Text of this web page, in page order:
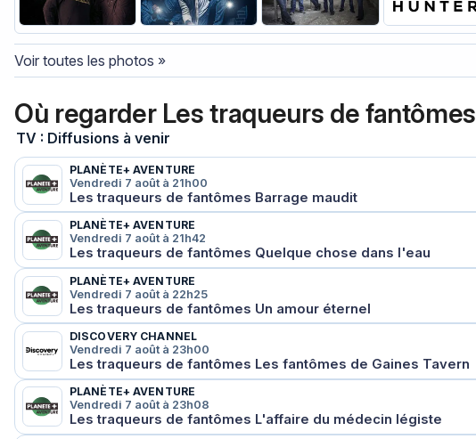
Voir toutes les photos »
Où regarder Les traqueurs de fantômes
TV : Diffusions à venir
PLANÈTE+ AVENTURE
Vendredi 7 août à 21h00
Les traqueurs de fantômes Barrage maudit
PLANÈTE+ AVENTURE
Vendredi 7 août à 21h42
Les traqueurs de fantômes Quelque chose dans l'eau
PLANÈTE+ AVENTURE
Vendredi 7 août à 22h25
Les traqueurs de fantômes Un amour éternel
DISCOVERY CHANNEL
Vendredi 7 août à 23h00
Les traqueurs de fantômes Les fantômes de Gaines Tavern
PLANÈTE+ AVENTURE
Vendredi 7 août à 23h08
Les traqueurs de fantômes L'affaire du médecin légiste